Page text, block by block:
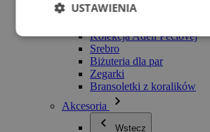
Bransoletki
Kolekcja Adéli Pečlovej
Srebro
Biżuteria dla par
Zegarki
Bransoletki z koralików
Akcesoria
Wstecz
USTAWIENIA